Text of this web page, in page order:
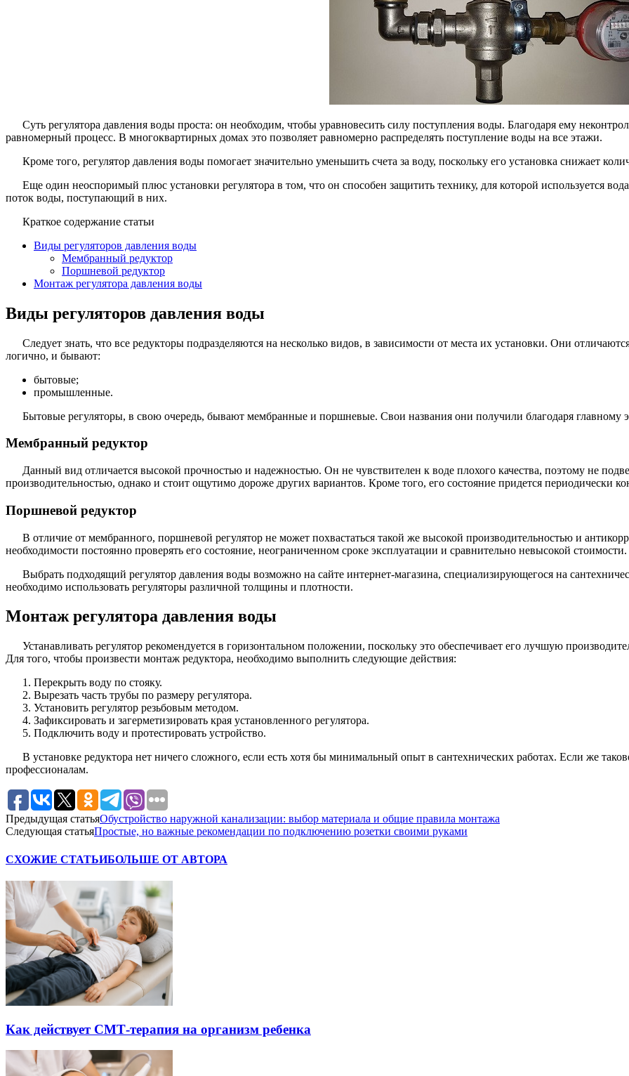
Суть регулятора давления воды проста: он необходим, чтобы уравновесить силу поступления воды. Благодаря ему
равномерный процесс. В многоквартирных домах это позволяет равномерно распределять поступление воды на все этажи.
Кроме того, регулятор давления воды помогает значительно уменьшить счета за воду, поскольку его установка снижает
Еще один неоспоримый плюс установки регулятора в том, что он способен защитить технику, для которой используется
поток воды, поступающий в них.
Краткое содержание статьи
Виды регуляторов давления воды
Мембранный редуктор
Поршневой редуктор
Монтаж регулятора давления воды
Виды регуляторов давления воды
Следует знать, что все редукторы подразделяются на несколько видов, в зависимости от места их установки. Они
логично, и бывают:
бытовые;
промышленные.
Бытовые регуляторы, в свою очередь, бывают мембранные и поршневые. Свои названия они получили благодаря главному
Мембранный редуктор
Данный вид отличается высокой прочностью и надежностью. Он не чувствителен к воде плохого качества, поэтому не
производительностью, однако и стоит ощутимо дороже других вариантов. Кроме того, его состояние придется периодически
Поршневой редуктор
В отличие от мембранного, поршневой регулятор не может похвастаться такой же высокой производительностью и
необходимости постоянно проверять его состояние, неограниченном сроке эксплуатации и сравнительно невысокой стоимости.
Выбрать подходящий регулятор давления воды возможно на сайте интернет-магазина, специализирующегося на
необходимо использовать регуляторы различной толщины и плотности.
Монтаж регулятора давления воды
Устанавливать регулятор рекомендуется в горизонтальном положении, поскольку это обеспечивает его лучшую
Для того, чтобы произвести монтаж редуктора, необходимо выполнить следующие действия:
Перекрыть воду по стояку.
Вырезать часть трубы по размеру регулятора.
Установить регулятор резьбовым методом.
Зафиксировать и загерметизировать края установленного регулятора.
Подключить воду и протестировать устройство.
В установке редуктора нет ничего сложного, если есть хотя бы минимальный опыт в сантехнических работах. Если же
профессионалам.
Предыдущая статьяОбустройство наружной канализации: выбор материала и общие правила монтажа
Следующая статьяПростые, но важные рекомендации по подключению розетки своими руками
СХОЖИЕ СТАТЬИБОЛЬШЕ ОТ АВТОРА
Как действует СМТ-терапия на организм ребенка